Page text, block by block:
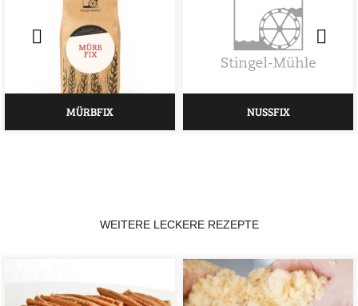
MÜRBFIX NUSSFIX
WEITERE LECKERE REZEPTE